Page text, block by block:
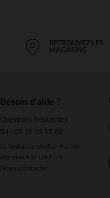
RETROUVEZ LES
MAGASINS
Besoin d'aide ?
Questions fréquentes
Tel : 09 39 03 93 80
Du lundi au vendredi de 9h à 18h
et le samedi de 10h à 18h
Nous contacter